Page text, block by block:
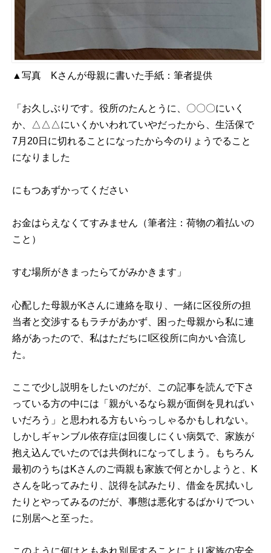
▲写真 Kさんが母親に書いた手紙：筆者提供
「お久しぶりです。役所のたんとうに、〇〇〇にいく
か、△△△にいくかいわれていやだったから、生活保で
7月20日に切れることになったから今のりょうでること
になりました
にもつあずかってください
お金はらえなくてすみません（筆者注：荷物の着払いの
こと）
すむ場所がきまったらてがみかきます」
心配した母親がKさんに連絡を取り、一緒に区役所の担
当者と交渉するもラチがあかず、困った母親から私に連
絡があったので、私はただちにI区役所に向かい合流し
た。
ここで少し説明をしたいのだが、この記事を読んで下さ
っている方の中には「親がいるなら親が面倒を見ればい
いだろう」と思われる方もいらっしゃるかもしれない。
しかしギャンブル依存症は回復しにくい病気で、家族が
抱え込んでいたのでは共倒れになってしまう。もちろん
最初のうちはKさんのご両親も家族で何とかしようと、K
さんを叱ってみたり、説得を試みたり、借金を尻拭いし
たりとやってみるのだが、事態は悪化するばかりでつい
に別居へと至った。
このように何はともあれ別居することにより家族の安全